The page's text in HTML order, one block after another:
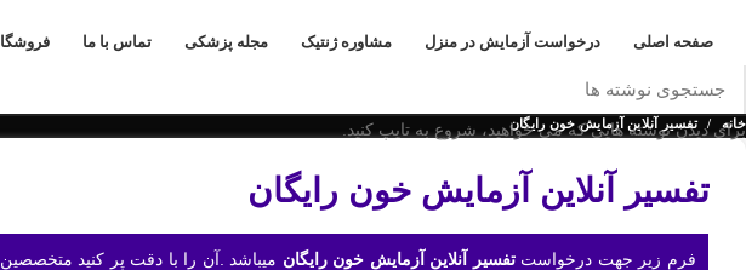
صفحه اصلی درخواست آزمایش در منزل مشاوره ژنتیک مجله پزشکی تماس با ما
خانه تفسیر آنلاین آزمایش خون رایگان
تفسیر آنلاین آزمایش خون رایگان
فرم زیر جهت درخواستتفسیر آنلاین آزمایش خون رایگان میباشد .آن را با دقت پر کنید
برای دیدن نوشته هایی که می خواهید، شروع به تایپ کنید.